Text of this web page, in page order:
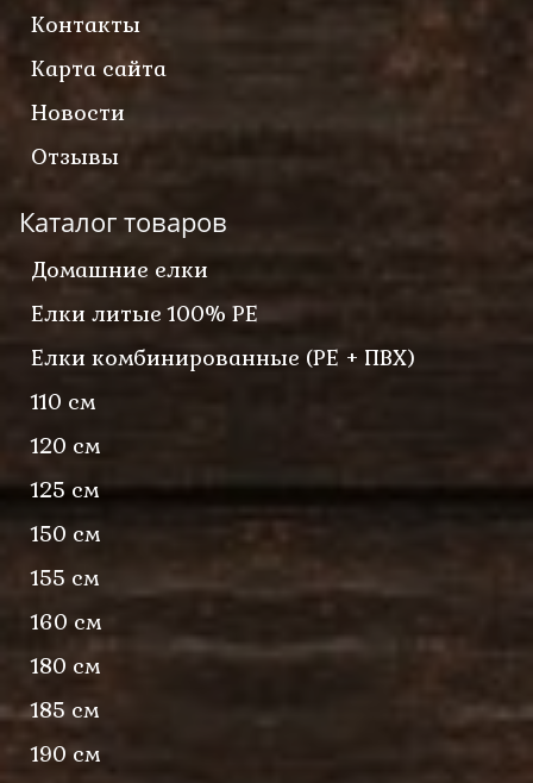
Контакты
Карта сайта
Новости
Отзывы
Каталог товаров
Домашние елки
Елки литые 100% PE
Елки комбинированные (PE + ПВХ)
110 см
120 см
125 см
150 см
155 см
160 см
180 см
185 см
190 см